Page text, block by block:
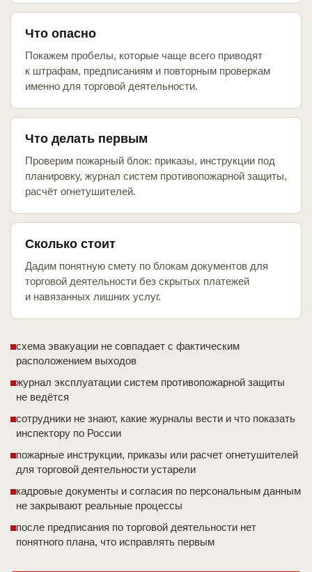
Что опасно
Покажем пробелы, которые чаще всего приводят
к штрафам, предписаниям и повторным проверкам
именно для торговой деятельности.
Что делать первым
Проверим пожарный блок: приказы, инструкции под
планировку, журнал систем противопожарной защиты,
расчёт огнетушителей.
Сколько стоит
Дадим понятную смету по блокам документов для
торговой деятельности без скрытых платежей
и навязанных лишних услуг.
схема эвакуации не совпадает с фактическим
расположением выходов
журнал эксплуатации систем противопожарной защиты
не ведётся
сотрудники не знают, какие журналы вести и что показать
инспектору по России
пожарные инструкции, приказы или расчет огнетушителей
для торговой деятельности устарели
кадровые документы и согласия по персональным данным
не закрывают реальные процессы
после предписания по торговой деятельности нет
понятного плана, что исправлять первым